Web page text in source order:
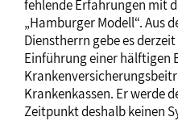
fehlende Erfahrungen mit
„Hamburger Modell“. Aus
Dienstherrn gebe es
Einführung einer hälftigen
Krankenkassen. Er werde
Zeitpunkt deshalb keinen